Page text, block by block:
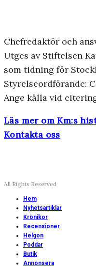
Chefredaktör och
Utges av Stiftelsen
som tidning för
Styrelseordförande:
Ange källa vid
Läs mer om Km:s
Kontakta oss
All Rights Reserved
Hem
Nyhetsartiklar
Krönikor
Recensioner
Helgon
Poddar
Butik
Annonsera